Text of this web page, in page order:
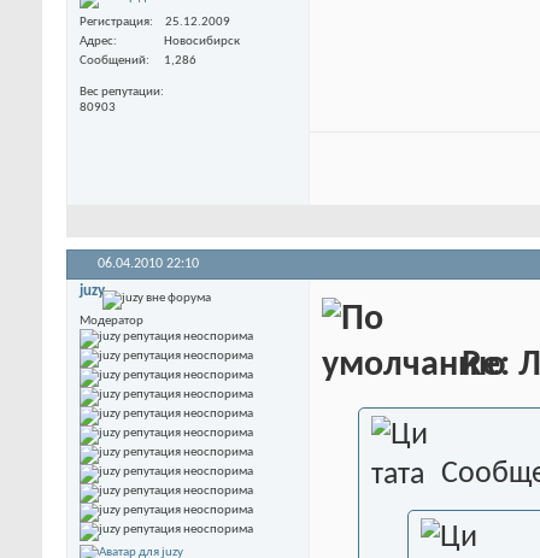
Регистрация
25.12.2009
Адрес
Новосибирск
Сообщений
1,286
Вес репутации
80903
06.04.2010 22:10
juzy
Модератор
Re: